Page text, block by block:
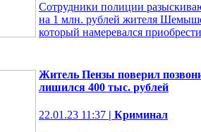
Сотрудники полиции
на 1 млн. рублей жителя
который намеревался
Житель Пензы поверил
лишился 400 тыс. рублей
22.01.23 11:37 | Криминал